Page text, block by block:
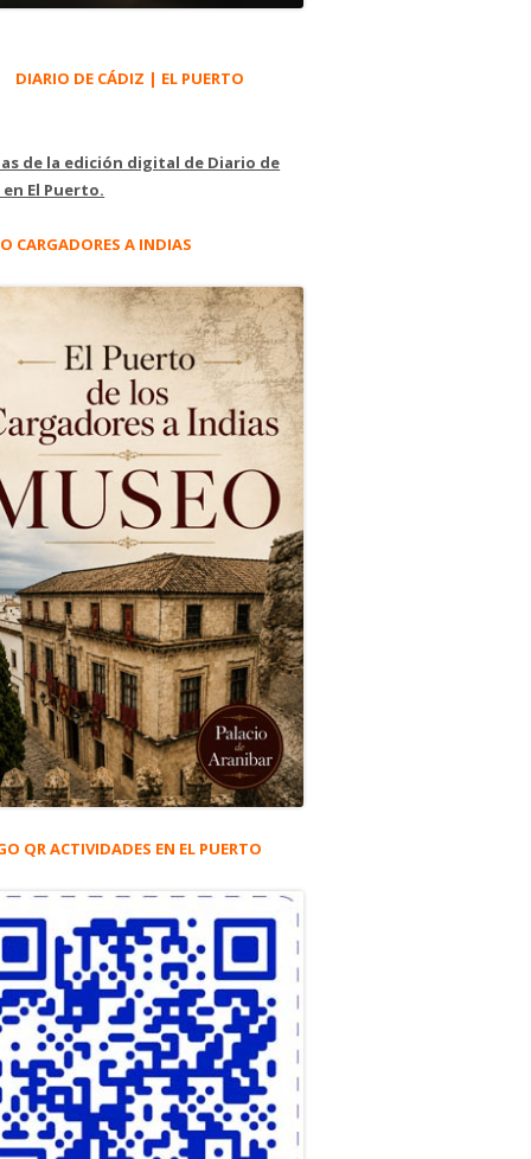
con los matojos? #5.893
DIARIO DE CÁDIZ | EL PUERTO
de la edición digital de Diario de
en El Puerto.
CARGADORES A INDIAS
QR ACTIVIDADES EN EL PUERTO